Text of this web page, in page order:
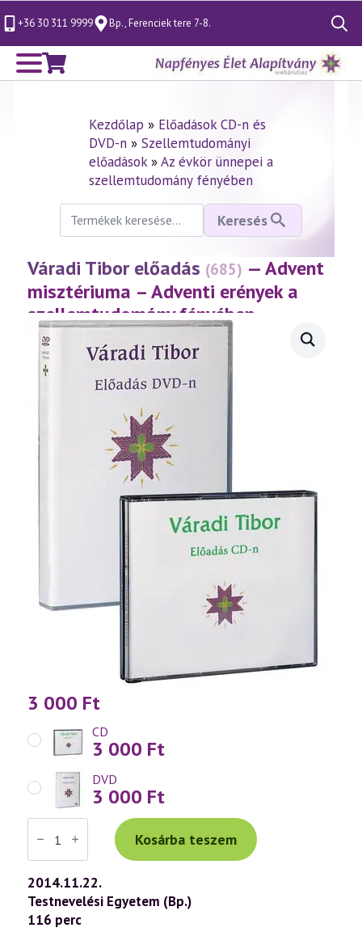
+36 30 311 9999 Bp., Ferenciek tere 7-8.
Search
for:
Kezdőlap » Előadások CD-n és
DVD-n» Szellemtudományi
előadások»Az évkör ünnepei a
szellemtudomány fényében
Keresés
következőre:
Keresés
Váradi Tibor előadás (685) — Advent
misztériuma – Adventi erények a
szellemtudomány fényében
(2014.11.22.)
3 000 Ft
CD
3 000 Ft
DVD
3 000 Ft
Váradi
Tibor
előadás
(685)
—
Advent
misztériuma
–
Adventi
Kosárba teszem
2014.11.22.
Testnevelési Egyetem (Bp.)
116 perc